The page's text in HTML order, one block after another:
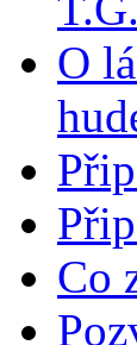
O
Co